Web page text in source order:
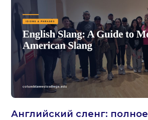
Английский сленг: полное